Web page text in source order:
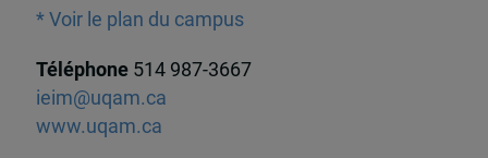
* Voir le plan du campus
Téléphone 514 987-3667
ieim@uqam.ca
www.uqam.ca